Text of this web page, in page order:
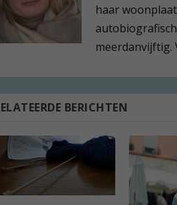
haar
meerdanvijftig.
BERICHTEN